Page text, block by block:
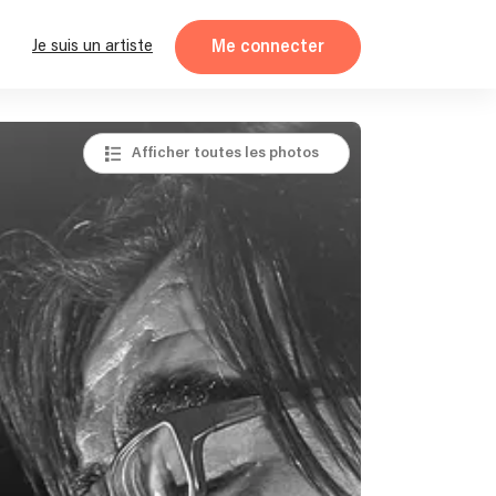
Je suis un artiste Me connecter
Afficher toutes les photos